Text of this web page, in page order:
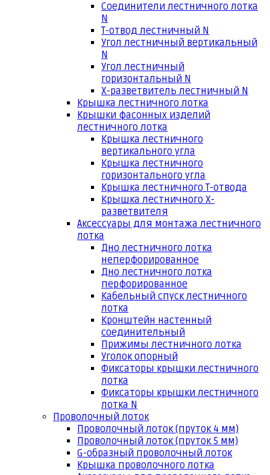
Соединители лестничного лотка
N
Т-отвод лестничный N
Угол лестничный вертикальный
N
Угол лестничный
горизонтальный N
Х-разветвитель лестничный N
Крышка лестничного лотка
Крышки фасонных изделий
лестничного лотка
Крышка лестничного
вертикального угла
Крышка лестничного
горизонтального угла
Крышка лестничного Т-отвода
Крышка лестничного Х-
разветвителя
Аксессуары для монтажа лестничного
лотка
Дно лестничного лотка
неперфорированное
Дно лестничного лотка
перфорированное
Кабельный спуск лестничного
лотка
Кронштейн настенный
соединительный
Прижимы лестничного лотка
Уголок опорный
Фиксаторы крышки лестничного
лотка
Фиксаторы крышки лестничного
лотка N
Проволочный лоток
Проволочный лоток (пруток 4 мм)
Проволочный лоток (пруток 5 мм)
G-образный проволочный лоток
Крышка проволочного лотка